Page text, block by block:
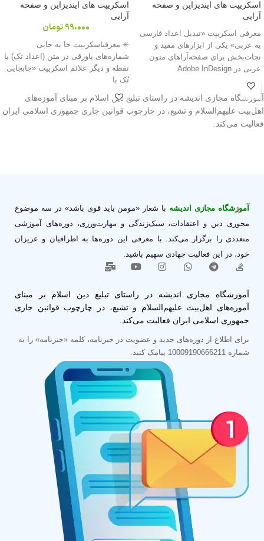
اسکریپت های ایندیزاین و صفحه
آرایی
معرفی اسکریپت «تبدیل اعداد فارسی
به عربی» یکی از ابزارهای مفید و
نجات‌بخش برای صفحه‌آراهای متون
عربی در Adobe InDesign
اسکریپت های ایندیزاین و صفحه
آرایی
99،000تومان
✳️ معرفیاسکریپت جا به جایی
شماره‌های پاورقی در متن (اعداد تک) با
نقطه و دیگر علائم اسکریپت «جابجایی
تُک با
آموزشگاه مجازی اندیشه در راستای تبلیغ دین اسلام بر مبنای آموزه‌های
اهل‌بیت علیهم‌السلام و تشیع، در چارچوب قوانین جاری جمهوری اسلامی ایران
فعالیت می‌کند.
آموزشگاه مجازی اندیشه با شعار «مومن باید قوی باشد» در سه موضوع
محوری دین و اعتقادات، سبک‌زندگی و مهارت‌ورزی، دوره‌های آموزشی
متعددی را برگزار می‌کند. با معرفی این دوره‌ها به اطرافیان و عزیزان
خود، در این فعالیت جهادی سهیم باشید.
آموزشگاه مجازی اندیشه در راستای تبلیغ دین اسلام بر مبنای
آموزه‌های اهل‌بیت علیهم‌السلام و تشیع، در چارچوب قوانین جاری
جمهوری اسلامی ایران فعالیت می‌کند.
برای اطلاع از دوره‌های جدید و عضویت در خبرنامه، کلمه «خبرنامه» را به
شماره 10009190666211 پیامک کنید.